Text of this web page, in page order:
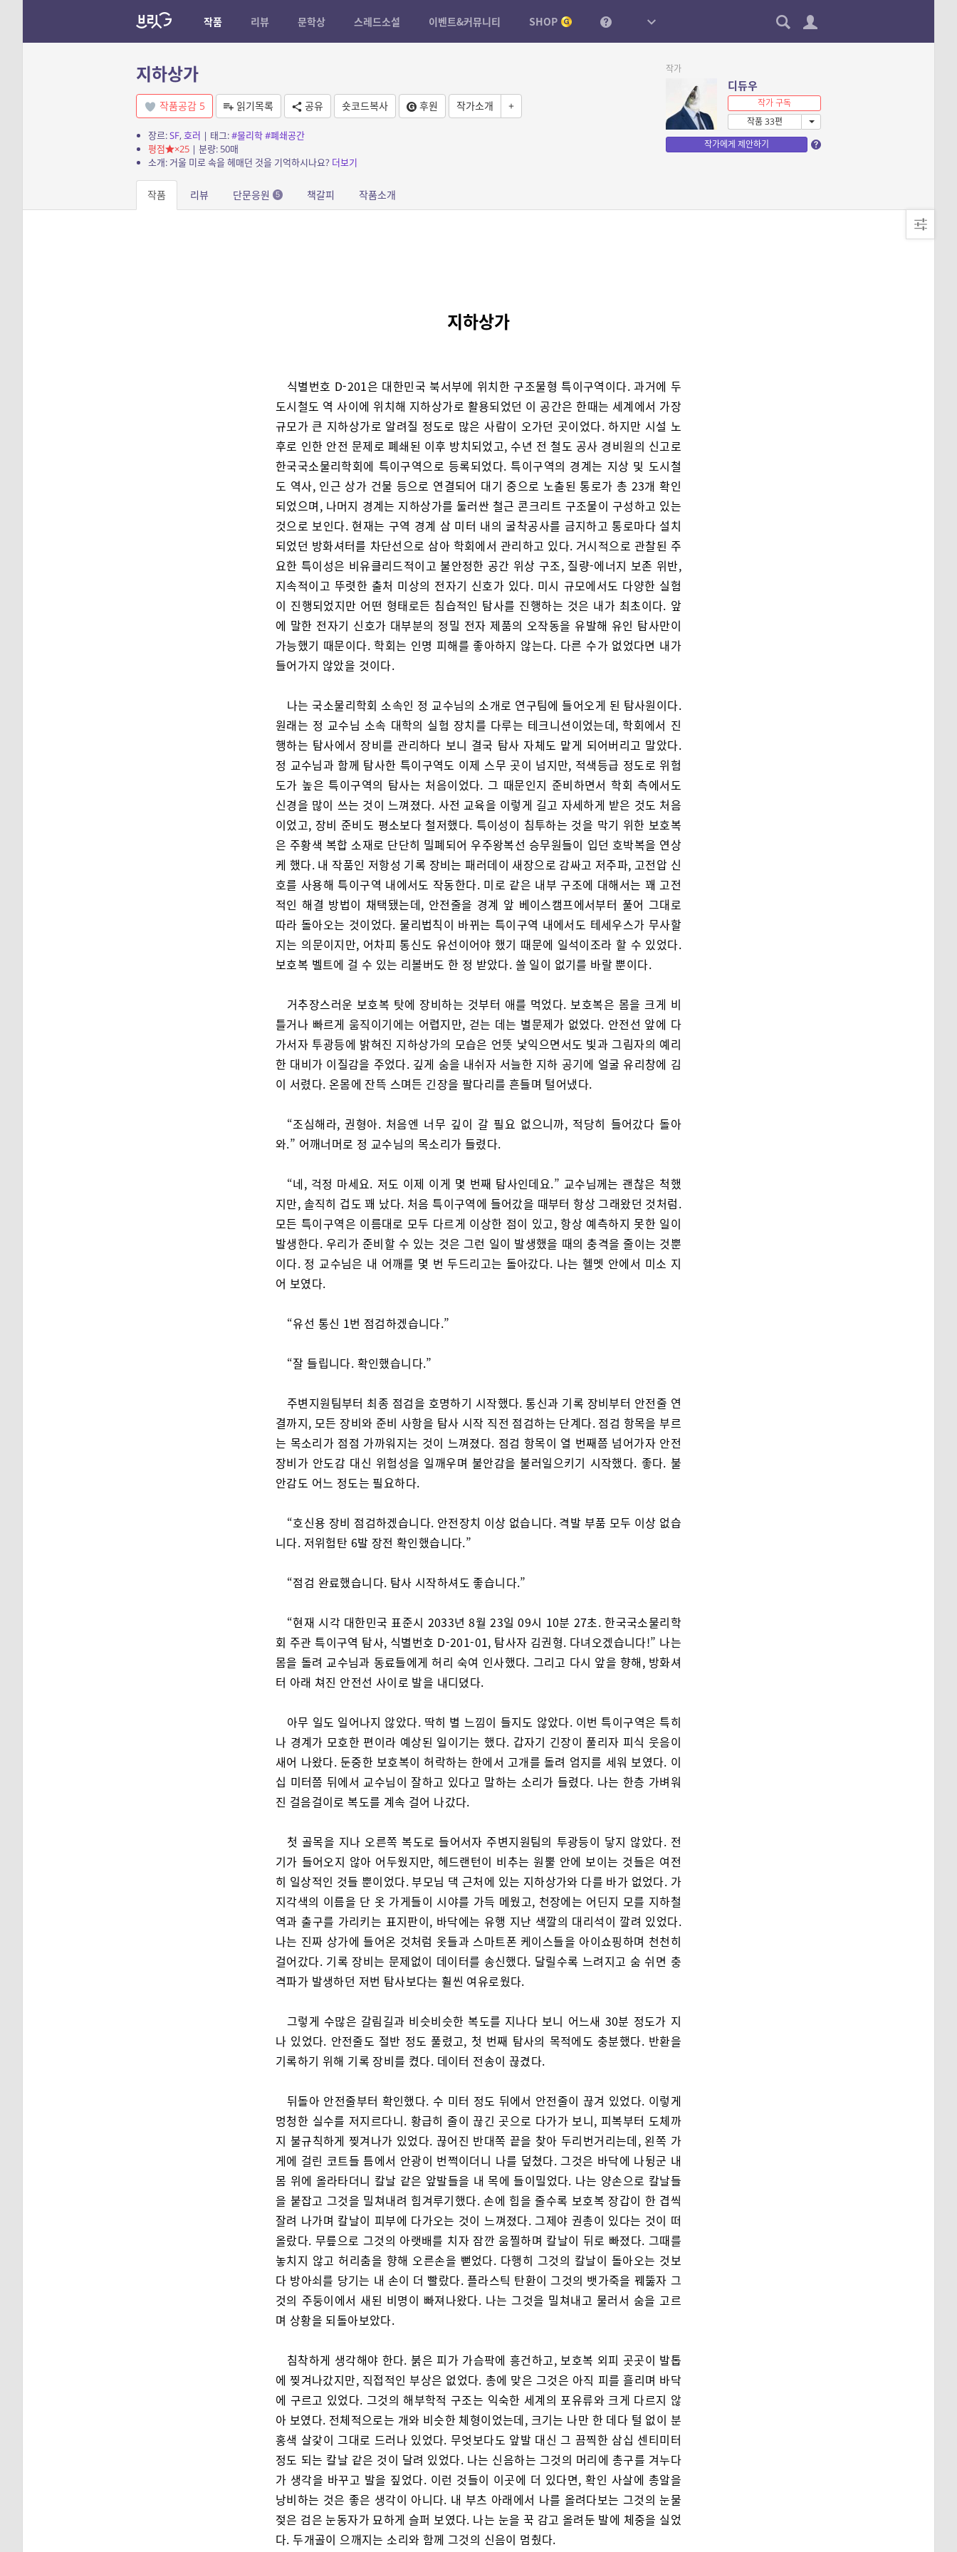
작품 리뷰 문학상 스레드소설 이벤트&커뮤니티 SHOP
지하상가
작품공감 5 읽기목록 공유 숏코드복사 후원 작가소개 +
장르:SF, 호러 | 태그:#물리학#폐쇄공간
평점
×25| 분량: 50매
소개: 거울 미로 속을 헤매던 것을 기억하시나요? 더보기
작가
디듀우
작가 구독
작품 33편
작가에게 제안하기
작품 리뷰 단문응원 5 책갈피 작품소개
지하상가
식별번호 D-201은 대한민국 북서부에 위치한 구조물형 특이구역이다. 과거에 두
도시철도 역 사이에 위치해 지하상가로 활용되었던 이 공간은 한때는 세계에서 가장
규모가 큰 지하상가로 알려질 정도로 많은 사람이 오가던 곳이었다. 하지만 시설 노
후로 인한 안전 문제로 폐쇄된 이후 방치되었고, 수년 전 철도 공사 경비원의 신고로
한국국소물리학회에 특이구역으로 등록되었다. 특이구역의 경계는 지상 및 도시철
도 역사, 인근 상가 건물 등으로 연결되어 대기 중으로 노출된 통로가 총 23개 확인
되었으며, 나머지 경계는 지하상가를 둘러싼 철근 콘크리트 구조물이 구성하고 있는
것으로 보인다. 현재는 구역 경계 삼 미터 내의 굴착공사를 금지하고 통로마다 설치
되었던 방화셔터를 차단선으로 삼아 학회에서 관리하고 있다. 거시적으로 관찰된 주
요한 특이성은 비유클리드적이고 불안정한 공간 위상 구조, 질량-에너지 보존 위반,
지속적이고 뚜렷한 출처 미상의 전자기 신호가 있다. 미시 규모에서도 다양한 실험
이 진행되었지만 어떤 형태로든 침습적인 탐사를 진행하는 것은 내가 최초이다. 앞
에 말한 전자기 신호가 대부분의 정밀 전자 제품의 오작동을 유발해 유인 탐사만이
가능했기 때문이다. 학회는 인명 피해를 좋아하지 않는다. 다른 수가 없었다면 내가
들어가지 않았을 것이다.
나는 국소물리학회 소속인 정 교수님의 소개로 연구팀에 들어오게 된 탐사원이다.
원래는 정 교수님 소속 대학의 실험 장치를 다루는 테크니션이었는데, 학회에서 진
행하는 탐사에서 장비를 관리하다 보니 결국 탐사 자체도 맡게 되어버리고 말았다.
정 교수님과 함께 탐사한 특이구역도 이제 스무 곳이 넘지만, 적색등급 정도로 위험
도가 높은 특이구역의 탐사는 처음이었다. 그 때문인지 준비하면서 학회 측에서도
신경을 많이 쓰는 것이 느껴졌다. 사전 교육을 이렇게 길고 자세하게 받은 것도 처음
이었고, 장비 준비도 평소보다 철저했다. 특이성이 침투하는 것을 막기 위한 보호복
은 주황색 복합 소재로 단단히 밀폐되어 우주왕복선 승무원들이 입던 호박복을 연상
케 했다. 내 작품인 저항성 기록 장비는 패러데이 새장으로 감싸고 저주파, 고전압 신
호를 사용해 특이구역 내에서도 작동한다. 미로 같은 내부 구조에 대해서는 꽤 고전
적인 해결 방법이 채택됐는데, 안전줄을 경계 앞 베이스캠프에서부터 풀어 그대로
따라 돌아오는 것이었다. 물리법칙이 바뀌는 특이구역 내에서도 테세우스가 무사할
지는 의문이지만, 어차피 통신도 유선이어야 했기 때문에 일석이조라 할 수 있었다.
보호복 벨트에 걸 수 있는 리볼버도 한 정 받았다. 쓸 일이 없기를 바랄 뿐이다.
거추장스러운 보호복 탓에 장비하는 것부터 애를 먹었다. 보호복은 몸을 크게 비
틀거나 빠르게 움직이기에는 어렵지만, 걷는 데는 별문제가 없었다. 안전선 앞에 다
가서자 투광등에 밝혀진 지하상가의 모습은 언뜻 낯익으면서도 빛과 그림자의 예리
한 대비가 이질감을 주었다. 깊게 숨을 내쉬자 서늘한 지하 공기에 얼굴 유리창에 김
이 서렸다. 온몸에 잔뜩 스며든 긴장을 팔다리를 흔들며 털어냈다.
“조심해라, 권형아. 처음엔 너무 깊이 갈 필요 없으니까, 적당히 들어갔다 돌아
와.” 어깨너머로 정 교수님의 목소리가 들렸다.
“네, 걱정 마세요. 저도 이제 이게 몇 번째 탐사인데요.” 교수님께는 괜찮은 척했
지만, 솔직히 겁도 꽤 났다. 처음 특이구역에 들어갔을 때부터 항상 그래왔던 것처럼.
모든 특이구역은 이름대로 모두 다르게 이상한 점이 있고, 항상 예측하지 못한 일이
발생한다. 우리가 준비할 수 있는 것은 그런 일이 발생했을 때의 충격을 줄이는 것뿐
이다. 정 교수님은 내 어깨를 몇 번 두드리고는 돌아갔다. 나는 헬멧 안에서 미소 지
어 보였다.
“유선 통신 1번 점검하겠습니다.”
“잘 들립니다. 확인했습니다.”
주변지원팀부터 최종 점검을 호명하기 시작했다. 통신과 기록 장비부터 안전줄 연
결까지, 모든 장비와 준비 사항을 탐사 시작 직전 점검하는 단계다. 점검 항목을 부르
는 목소리가 점점 가까워지는 것이 느껴졌다. 점검 항목이 열 번째쯤 넘어가자 안전
장비가 안도감 대신 위험성을 일깨우며 불안감을 불러일으키기 시작했다. 좋다. 불
안감도 어느 정도는 필요하다.
“호신용 장비 점검하겠습니다. 안전장치 이상 없습니다. 격발 부품 모두 이상 없습
니다. 저위험탄 6발 장전 확인했습니다.”
“점검 완료했습니다. 탐사 시작하셔도 좋습니다.”
“현재 시각 대한민국 표준시 2033년 8월 23일 09시 10분 27초. 한국국소물리학
회 주관 특이구역 탐사, 식별번호 D-201-01, 탐사자 김권형. 다녀오겠습니다!” 나는
몸을 돌려 교수님과 동료들에게 허리 숙여 인사했다. 그리고 다시 앞을 향해, 방화셔
터 아래 쳐진 안전선 사이로 발을 내디뎠다.
아무 일도 일어나지 않았다. 딱히 별 느낌이 들지도 않았다. 이번 특이구역은 특히
나 경계가 모호한 편이라 예상된 일이기는 했다. 갑자기 긴장이 풀리자 피식 웃음이
새어 나왔다. 둔중한 보호복이 허락하는 한에서 고개를 돌려 엄지를 세워 보였다. 이
십 미터쯤 뒤에서 교수님이 잘하고 있다고 말하는 소리가 들렸다. 나는 한층 가벼워
진 걸음걸이로 복도를 계속 걸어 나갔다.
첫 골목을 지나 오른쪽 복도로 들어서자 주변지원팀의 투광등이 닿지 않았다. 전
기가 들어오지 않아 어두웠지만, 헤드랜턴이 비추는 원뿔 안에 보이는 것들은 여전
히 일상적인 것들 뿐이었다. 부모님 댁 근처에 있는 지하상가와 다를 바가 없었다. 가
지각색의 이름을 단 옷 가게들이 시야를 가득 메웠고, 천장에는 어딘지 모를 지하철
역과 출구를 가리키는 표지판이, 바닥에는 유행 지난 색깔의 대리석이 깔려 있었다.
나는 진짜 상가에 들어온 것처럼 옷들과 스마트폰 케이스들을 아이쇼핑하며 천천히
걸어갔다. 기록 장비는 문제없이 데이터를 송신했다. 달릴수록 느려지고 숨 쉬면 충
격파가 발생하던 저번 탐사보다는 훨씬 여유로웠다.
그렇게 수많은 갈림길과 비슷비슷한 복도를 지나다 보니 어느새 30분 정도가 지
나 있었다. 안전줄도 절반 정도 풀렸고, 첫 번째 탐사의 목적에도 충분했다. 반환을
기록하기 위해 기록 장비를 켰다. 데이터 전송이 끊겼다.
뒤돌아 안전줄부터 확인했다. 수 미터 정도 뒤에서 안전줄이 끊겨 있었다. 이렇게
멍청한 실수를 저지르다니. 황급히 줄이 끊긴 곳으로 다가가 보니, 피복부터 도체까
지 불규칙하게 찢겨나가 있었다. 끊어진 반대쪽 끝을 찾아 두리번거리는데, 왼쪽 가
게에 걸린 코트들 틈에서 안광이 번쩍이더니 나를 덮쳤다. 그것은 바닥에 나뒹군 내
몸 위에 올라타더니 칼날 같은 앞발들을 내 목에 들이밀었다. 나는 양손으로 칼날들
을 붙잡고 그것을 밀쳐내려 힘겨루기했다. 손에 힘을 줄수록 보호복 장갑이 한 겹씩
잘려 나가며 칼날이 피부에 다가오는 것이 느껴졌다. 그제야 권총이 있다는 것이 떠
올랐다. 무릎으로 그것의 아랫배를 치자 잠깐 움찔하며 칼날이 뒤로 빠졌다. 그때를
놓치지 않고 허리춤을 향해 오른손을 뻗었다. 다행히 그것의 칼날이 돌아오는 것보
다 방아쇠를 당기는 내 손이 더 빨랐다. 플라스틱 탄환이 그것의 뱃가죽을 꿰뚫자 그
것의 주둥이에서 새된 비명이 빠져나왔다. 나는 그것을 밀쳐내고 물러서 숨을 고르
며 상황을 되돌아보았다.
침착하게 생각해야 한다. 붉은 피가 가슴팍에 흥건하고, 보호복 외피 곳곳이 발톱
에 찢겨나갔지만, 직접적인 부상은 없었다. 총에 맞은 그것은 아직 피를 흘리며 바닥
에 구르고 있었다. 그것의 해부학적 구조는 익숙한 세계의 포유류와 크게 다르지 않
아 보였다. 전체적으로는 개와 비슷한 체형이었는데, 크기는 나만 한 데다 털 없이 분
홍색 살갗이 그대로 드러나 있었다. 무엇보다도 앞발 대신 그 끔찍한 삼십 센티미터
정도 되는 칼날 같은 것이 달려 있었다. 나는 신음하는 그것의 머리에 총구를 겨누다
가 생각을 바꾸고 발을 짚었다. 이런 것들이 이곳에 더 있다면, 확인 사살에 총알을
낭비하는 것은 좋은 생각이 아니다. 내 부츠 아래에서 나를 올려다보는 그것의 눈물
젖은 검은 눈동자가 묘하게 슬퍼 보였다. 나는 눈을 꾹 감고 올려둔 발에 체중을 실었
다. 두개골이 으깨지는 소리와 함께 그것의 신음이 멈췄다.